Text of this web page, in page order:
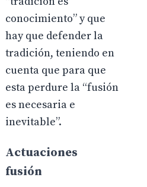
conocimiento” y que
hay que defender la
tradición, teniendo en
cuenta que para que
esta perdure la “fusión
es necesaria e
inevitable”.
Actuaciones
fusión